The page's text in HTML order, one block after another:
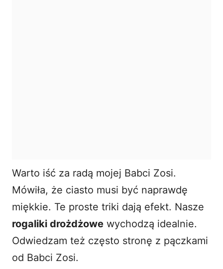
Warto iść za radą mojej Babci Zosi.
Mówiła, że ciasto musi być naprawdę
miękkie. Te proste triki dają efekt. Nasze
rogaliki drożdżowe wychodzą idealnie.
Odwiedzam też często stronę z pączkami
od Babci Zosi.